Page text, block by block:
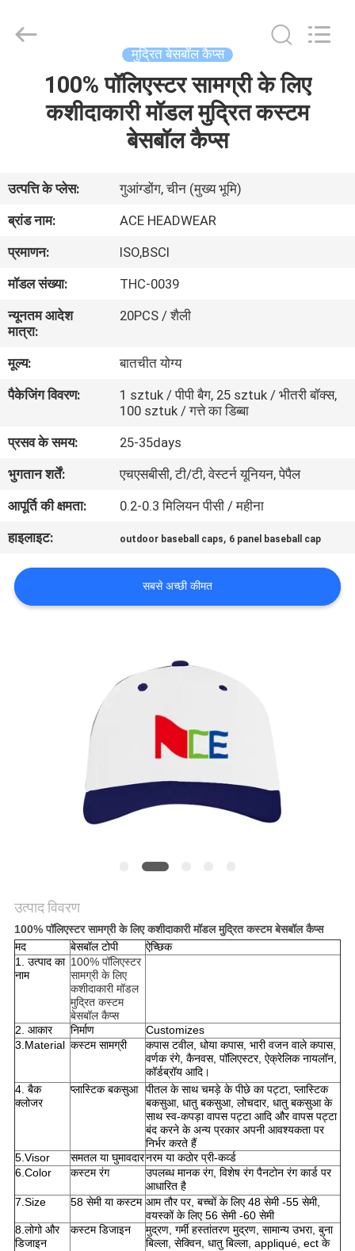
हमारे
बारे
में
कारखाना
भ्रमण
गुणवत्ता
नियंत्रण
संपर्क
करें
समाचार
मामलों
Manufacturing
मुद्रित बेसबॉल कैप्स
100% पॉलिएस्टर सामग्री के लिए
कशीदाकारी मॉडल मुद्रित कस्टम
बेसबॉल कैप्स
उत्पत्ति के प्लेस:
गुआंग्डोंग, चीन (मुख्य भूमि)
ब्रांड नाम:
ACE HEADWEAR
प्रमाणन:
ISO,BSCI
मॉडल संख्या:
THC-0039
न्यूनतम आदेश
मात्रा:
20PCS / शैली
मूल्य:
बातचीत योग्य
पैकेजिंग विवरण:
1 sztuk / पीपी बैग, 25 sztuk / भीतरी बॉक्स,
100 sztuk / गत्ते का डिब्बा
प्रसव के समय:
25-35days
भुगतान शर्तें:
एचएसबीसी, टी/टी, वेस्टर्न यूनियन, पेपैल
आपूर्ति की क्षमता:
0.2-0.3 मिलियन पीसी / महीना
हाइलाइट:
outdoor baseball caps, 6 panel baseball cap
सबसे अच्छी कीमत
उत्पाद विवरण
100% पॉलिएस्टर सामग्री के लिए कशीदाकारी मॉडल मुद्रित कस्टम बेसबॉल कैप्स
मद
बेसबॉल टोपी
ऐच्छिक
1. उत्पाद का
नाम
100% पॉलिएस्टर
सामग्री के लिए
कशीदाकारी मॉडल
मुद्रित कस्टम
बेसबॉल कैप्स
2. आकार
निर्माण
Customizes
3.Material कस्टम सामग्री
कपास टवील, धोया कपास, भारी वजन वाले कपास,
वर्णक रंगे, कैनवस, पॉलिएस्टर, ऐक्रेलिक नायलॉन,
कॉर्डब्रॉय आदि।
4. बैक
क्लोजर
प्लास्टिक बकसुआ
पीतल के साथ चमड़े के पीछे का पट्टा, प्लास्टिक
बकसुआ, धातु बकसुआ, लोचदार, धातु बकसुआ के
साथ स्व-कपड़ा वापस पट्टा आदि और वापस पट्टा
बंद करने के अन्य प्रकार अपनी आवश्यकता पर
निर्भर करते हैं
5.Visor
समतल या घुमावदारनरम या कठोर प्री-कर्व्ड
6.Color
कस्टम रंग
उपलब्ध मानक रंग, विशेष रंग पैनटोन रंग कार्ड पर
आधारित है
7.Size
58 सेमी या कस्टम आम तौर पर, बच्चों के लिए 48 सेमी -55 सेमी,
वयस्कों के लिए 56 सेमी -60 सेमी
8.लोगो और
डिजाइन
कस्टम डिजाइन
मुद्रण, गर्मी हस्तांतरण मुद्रण, सामान्य उभरा, बुना
बिल्ला, सेक्विन, धातु बिल्ला, appliqué, ect के